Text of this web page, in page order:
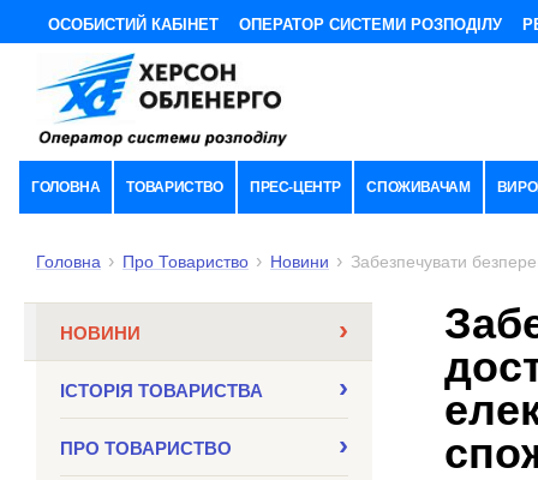
ОСОБИСТИЙ КАБІНЕТ ОПЕРАТОР СИСТЕМИ РОЗПОДІЛУ
ГОЛОВНА ТОВАРИСТВО ПРЕС-ЦЕНТР СПОЖИВАЧАМ
Головна Про Товариство Новини Забезпечувати
НОВИНИ
ІСТОРІЯ ТОВАРИСТВА
ПРО ТОВАРИСТВО